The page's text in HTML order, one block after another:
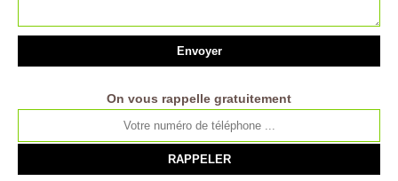
On vous rappelle gratuitement